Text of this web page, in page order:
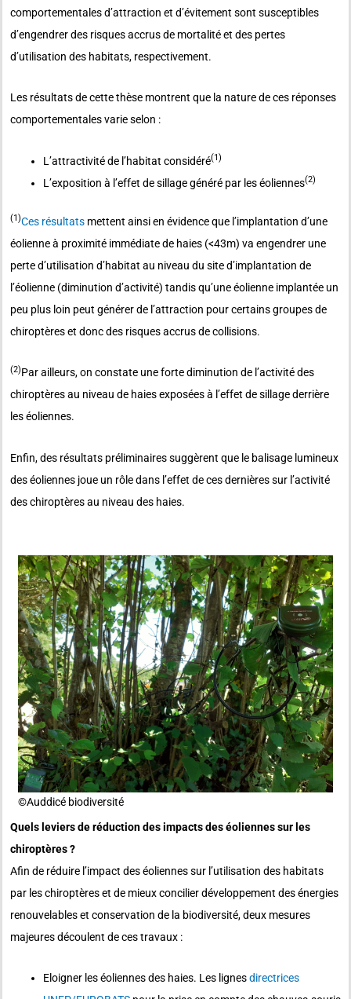
comportementales d’attraction et d’évitement sont susceptibles
d’engendrer des risques accrus de mortalité et des pertes
d’utilisation des habitats, respectivement.
Les résultats de cette thèse montrent que la nature de ces réponses
comportementales varie selon :
L’attractivité de l’habitat considéré(1)
L’exposition à l’effet de sillage généré par les éoliennes(2)
(1)Ces résultats mettent ainsi en évidence que l’implantation d’une
éolienne à proximité immédiate de haies (<43m) va engendrer une
perte d’utilisation d’habitat au niveau du site d’implantation de
l’éolienne (diminution d’activité) tandis qu’une éolienne implantée un
peu plus loin peut générer de l’attraction pour certains groupes de
chiroptères et donc des risques accrus de collisions.
(2)Par ailleurs, on constate une forte diminution de l’activité des
chiroptères au niveau de haies exposées à l’effet de sillage derrière
les éoliennes.
Enfin, des résultats préliminaires suggèrent que le balisage lumineux
des éoliennes joue un rôle dans l’effet de ces dernières sur l’activité
des chiroptères au niveau des haies.
©️Auddicé biodiversité
Quels leviers de réduction des impacts des éoliennes sur les
chiroptères ?
Afin de réduire l’impact des éoliennes sur l’utilisation des habitats
par les chiroptères et de mieux concilier développement des énergies
renouvelables et conservation de la biodiversité, deux mesures
majeures découlent de ces travaux :
Eloigner les éoliennes des haies. Les lignesdirectrices